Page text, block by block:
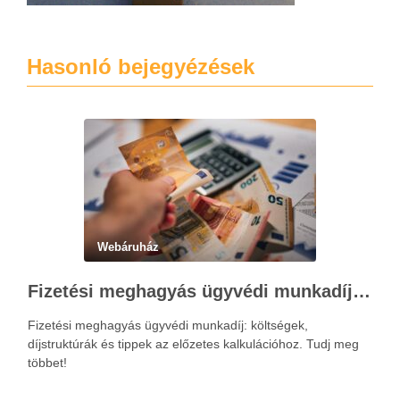
Hasonló bejegyézések
Webáruház
Fizetési meghagyás ügyvédi munkadíja: teljes költségvetési útmutató
Fizetési meghagyás ügyvédi munkadíj: költségek,
díjstruktúrák és tippek az előzetes kalkulációhoz. Tudj meg
többet!